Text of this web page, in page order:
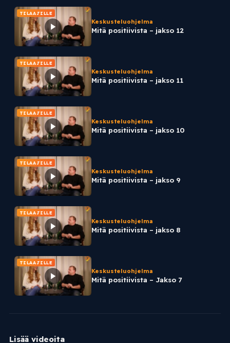
TILAAJILLE
Keskusteluohjelma
Mitä positiivista – jakso 12
TILAAJILLE
Keskusteluohjelma
Mitä positiivista – jakso 11
TILAAJILLE
Keskusteluohjelma
Mitä positiivista – jakso 10
TILAAJILLE
Keskusteluohjelma
Mitä positiivista – jakso 9
TILAAJILLE
Keskusteluohjelma
Mitä positiivista – jakso 8
TILAAJILLE
Keskusteluohjelma
Mitä positiivista – Jakso 7
Lisää videoita